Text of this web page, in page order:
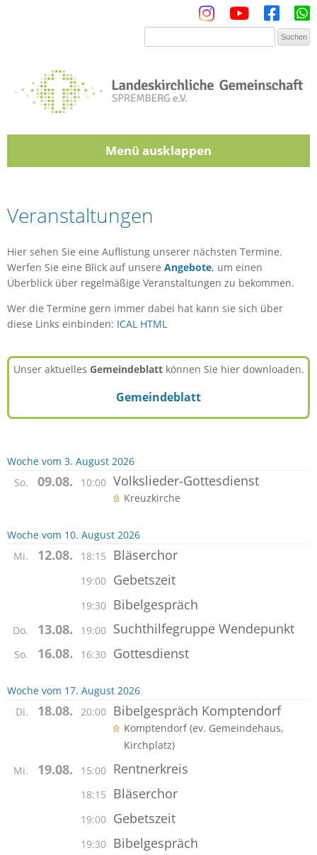
Menü
Veranstaltungen
Hier sehen Sie eine Auflistung unserer nächsten Termine.
Werfen Sie eine Blick auf unsere Angebote, um einen
Überblick über regelmäßige Veranstaltungen zu bekommen.
Wer die Termine gern immer dabei hat kann sie sich über
diese Links einbinden: ICAL HTML
Unser aktuelles Gemeindeblattkönnen Sie hier downloaden.
Gemeindeblatt
Woche vom 3. August 2026
So.
09.08. 10:00 Volkslieder-Gottesdienst
Kreuzkirche
Woche vom 10. August 2026
Mi.
12.08. 18:15 Bläserchor
19:00 Gebetszeit
19:30 Bibelgespräch
Do. 13.08. 19:00 Suchthilfegruppe Wendepunkt
So. 16.08. 16:30 Gottesdienst
Woche vom 17. August 2026
Di.
18.08. 20:00 Bibelgespräch Komptendorf
Komptendorf (ev. Gemeindehaus,
Kirchplatz)
Mi.
19.08. 15:00 Rentnerkreis
18:15 Bläserchor
19:00 Gebetszeit
19:30 Bibelgespräch